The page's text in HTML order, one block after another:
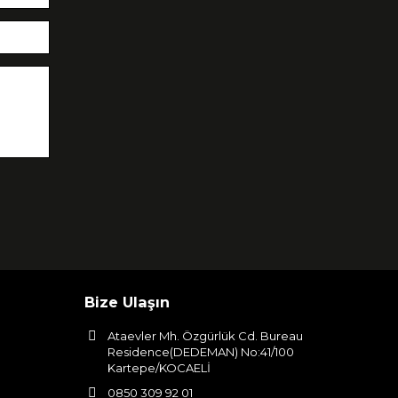
Bize Ulaşın
Ataevler Mh. Özgürlük Cd. Bureau
Residence(DEDEMAN) No:41/100
Kartepe/KOCAELİ
0850 309 92 01